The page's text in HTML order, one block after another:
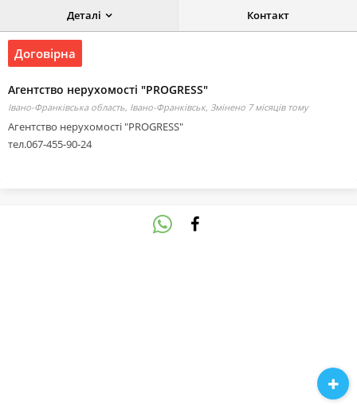
Деталі Контакт
Договірна
Агентство нерухомості "PROGRESS"
Івано-Франківська область, Івано-Франківськ, Змінено 7 місяців тому
Агентство нерухомості "PROGRESS"
тел.067-455-90-24